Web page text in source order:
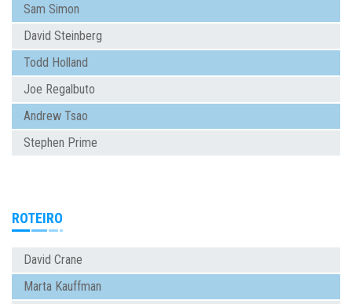
Sam Simon
David Steinberg
Todd Holland
Joe Regalbuto
Andrew Tsao
Stephen Prime
ROTEIRO
David Crane
Marta Kauffman